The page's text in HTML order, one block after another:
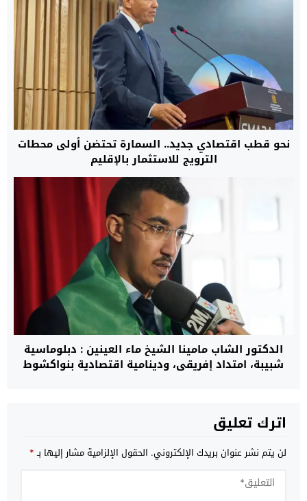
نحو قطب اقتصادي جديد.. السمارة تحتضن أولى محطات
الترويج للاستثمار بالإقليم
الدكتور الشاب مامينا الشيخ ماء العينين : دبلوماسية
شبيبة، امتداد إفريقي، ودينامية اقتصادية بنواكشوط
اترك تعليق
لن يتم نشر عنوان بريدك الإلكتروني. الحقول الإلزامية مشار إليها بـ*